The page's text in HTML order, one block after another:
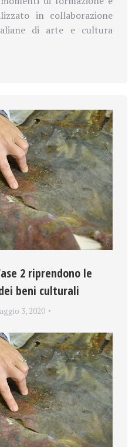
in collaborazione
di arte e cultura
2 riprendono le
beni culturali
3, 2020